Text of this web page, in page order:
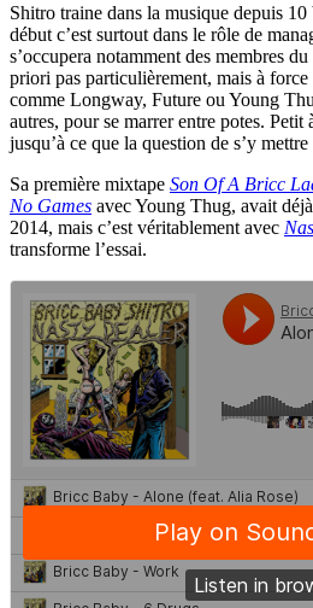
Shitro traine dans la musique depuis 10
début c’est surtout dans le rôle de
s’occupera notamment des membres
priori pas particulièrement, mais à force
comme Longway, Future ou Young
autres, pour se marrer entre potes. Petit
jusqu’à ce que la question de s’y
Sa première mixtape Son Of A Bricc
No Games avec Young Thug, avait
2014, mais c’est véritablement avec
transforme l’essai.